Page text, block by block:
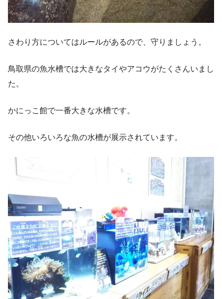
さわり方についてはルールがあるので、守りましょう。
鳥取県の魚水槽では大きなタイやアコウがたくさんいまし
た。
かにっこ館で一番大きな水槽です。
その他いろいろな魚の水槽が展示されています。